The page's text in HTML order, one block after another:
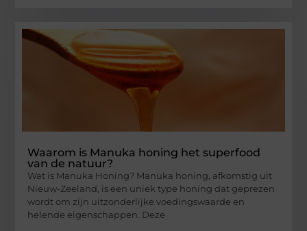
Waarom is Manuka honing het superfood
van de natuur?
Wat is Manuka Honing? Manuka honing, afkomstig uit
Nieuw-Zeeland, is een uniek type honing dat geprezen
wordt om zijn uitzonderlijke voedingswaarde en
helende eigenschappen. Deze